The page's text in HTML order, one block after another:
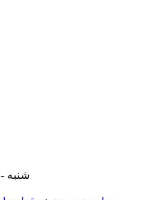
شنبه - ۲۶ فروردین ۱۴۰۲ - ۱۱:۵۰